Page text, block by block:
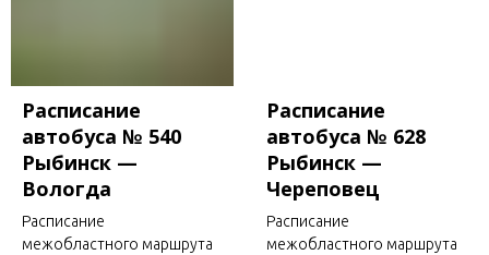
Расписание
автобуса № 540
Рыбинск —
Вологда
Расписание
межобластного маршрута
Расписание
автобуса № 628
Рыбинск —
Череповец
Расписание
межобластного маршрута